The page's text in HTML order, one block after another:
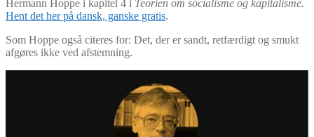
Hermann Hoppe i kapitel 4 i Teorien om socialisme og kapitalisme.
Hent det her på dansk, ganske gratis.
Som Hoppe også citeres for: Det, der er sandt, retfærdigt og smukt
afgøres ikke ved afstemning.